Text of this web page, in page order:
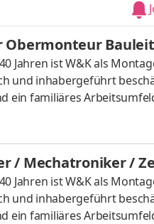
Obermonteur
Jahren ist W&K als
und inhabergeführt
ein familiäres
Projekte, einen
elektrischer oder
Ort Führung und
Projektleiter
/ Mechatroniker /
Jahren ist W&K als
und inhabergeführt
ein familiäres